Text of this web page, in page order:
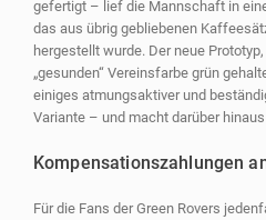
gefertigt – lief die Mannschaft in
das aus übrig gebliebenen
hergestellt wurde. Der neue
„gesunden“ Vereinsfarbe grün
einiges atmungsaktiver und
Variante – und macht darüber
Kompensationszahlungen
Für die Fans der Green Rovers